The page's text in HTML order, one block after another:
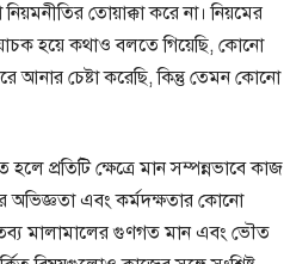
তোয়াক্কা করে না। নিয়মের
হয়ে কথাও বলতে গিয়েছি, কোনো
আনার চেষ্টা করেছি, কিন্তু তেমন কোনো
প্রতিটি ক্ষেত্রে মান সম্পন্নভাবে কাজ
অভিজ্ঞতা এবং কর্মদক্ষতার কোনো
মালামালের গুণগত মান এবং ভৌত